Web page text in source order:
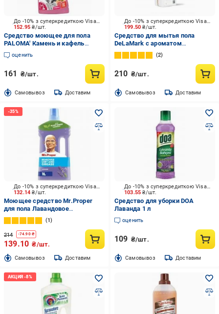
152.95₴/шт.
До -10% з суперкредиткою Visa Вигода
Средство моющее для пола
PALOMA' Камень и кафель
Грейпфрут 1 л
оценить
161 ₴/шт.
Cамовывоз Доставим
199.50₴/шт.
До -10% з суперкредиткою Visa Вигода
Средство для мытья пола
DeLaMark c ароматом
лимонника и вербены 1 л
2
210 ₴/шт.
Cамовывоз Доставим
132.14₴/шт.
До -10% з суперкредиткою Visa Вигода
Моющее средство Mr.Proper
для пола Лавандовое
спокойствие 1 л
1
214 -74.90₴
139.10 ₴/шт.
Cамовывоз Доставим
103.55₴/шт.
До -10% з суперкредиткою Visa Вигода
Средство для уборки DOA
Лаванда 1 л
оценить
109 ₴/шт.
Cамовывоз Доставим